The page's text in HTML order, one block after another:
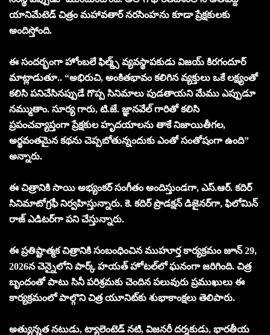
యానిమేటెడ్ చిత్రం మహావతార్ నరసింహను కూడా ప్రేక్షకులకు
అందిస్తోంది.
ఈ సందర్భంగా హోంబలే ఫిల్మ్స్ వ్యవస్థాపకుడు విజయ్ కిరగందూర్
మాట్లాడుతూ.. “అభిరుచి, అంకితభావం కలిగిన వ్యక్తులు ఒకే లక్ష్యంతో
కలిసి పనిచేసినప్పుడే గొప్ప సినిమాలు పుడతాయని మేము ఎప్పుడూ
నమ్ముతాం. సూర్య గారు, టి.జే. జ్ఞానవేల్ గారితో కలిసి
ప్రపంచవ్యాప్తంగా ప్రేక్షకుల హృదయాలను తాకే నిజాయితీగల,
అర్థవంతమైన కథను చెప్పబోతున్నందుకు ఎంతో సంతోషంగా ఉంది”
అన్నారు.
ఈ చిత్రానికి సాయి అభ్యంకర్ సంగీతం అందిస్తుండగా, ఎస్.ఆర్. కదిర్
సినిమాటోగ్రఫీ నిర్వహిస్తున్నారు. కె. కదిర్ ప్రొడక్షన్ డిజైనర్‌గా, ఫిలోమిన్
రాజ్ ఎడిటర్‌గా పని చేస్తున్నారు.
ఈ ప్రతిష్టాత్మక చిత్రానికి సంబంధించిన ముహూర్త కార్యక్రమం జూన్ 29,
2026న చెన్నైలోని పార్క్ హయత్ హోటల్‌లో ఘనంగా జరిగింది. చిత్ర
బృందంతో పాటు సినీ పరిశ్రమకు చెందిన పలువురు ప్రముఖులు ఈ
కార్యక్రమంలో పాల్గొని చిత్ర యూనిట్‌కు శుభాకాంక్షలు తెలిపారు.
అత్యున్నత నటుడు, ట్యాలెంటెడ్ నటి, విజనరీ దర్శకుడు, భారతీయ